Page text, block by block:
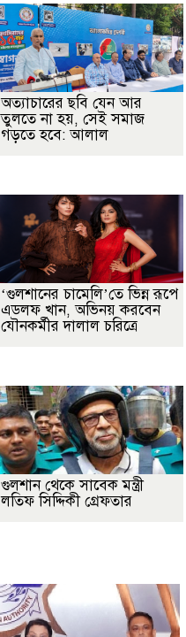
অত্যাচারের ছবি যেন আর
তুলতে না হয়, সেই সমাজ
গড়তে হবে: আলাল
‘গুলশানের চামেলি’তে ভিন্ন রূপে
এডলফ খান, অভিনয় করবেন
যৌনকর্মীর দালাল চরিত্রে
গুলশান থেকে সাবেক মন্ত্রী
লতিফ সিদ্দিকী গ্রেফতার